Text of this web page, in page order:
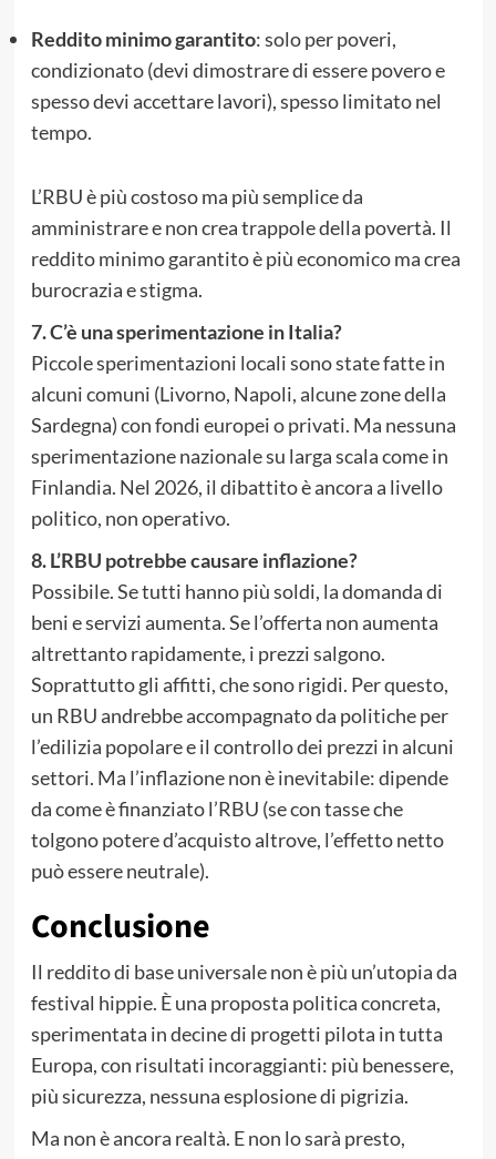
Reddito minimo garantito: solo per poveri,
condizionato (devi dimostrare di essere povero e
spesso devi accettare lavori), spesso limitato nel
tempo.
L’RBU è più costoso ma più semplice da
amministrare e non crea trappole della povertà. Il
reddito minimo garantito è più economico ma crea
burocrazia e stigma.
7. C’è una sperimentazione in Italia?
Piccole sperimentazioni locali sono state fatte in
alcuni comuni (Livorno, Napoli, alcune zone della
Sardegna) con fondi europei o privati. Ma nessuna
sperimentazione nazionale su larga scala come in
Finlandia. Nel 2026, il dibattito è ancora a livello
politico, non operativo.
8. L’RBU potrebbe causare inflazione?
Possibile. Se tutti hanno più soldi, la domanda di
beni e servizi aumenta. Se l’offerta non aumenta
altrettanto rapidamente, i prezzi salgono.
Soprattutto gli affitti, che sono rigidi. Per questo,
un RBU andrebbe accompagnato da politiche per
l’edilizia popolare e il controllo dei prezzi in alcuni
settori. Ma l’inflazione non è inevitabile: dipende
da come è finanziato l’RBU (se con tasse che
tolgono potere d’acquisto altrove, l’effetto netto
può essere neutrale).
Conclusione
Il reddito di base universale non è più un’utopia da
festival hippie. È una proposta politica concreta,
sperimentata in decine di progetti pilota in tutta
Europa, con risultati incoraggianti: più benessere,
più sicurezza, nessuna esplosione di pigrizia.
Ma non è ancora realtà. E non lo sarà presto,